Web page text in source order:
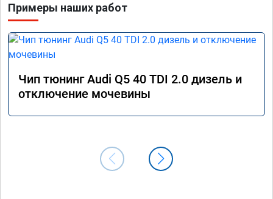
Примеры наших работ
Чип тюнинг Audi Q5 40 TDI 2.0 дизель и
отключение мочевины